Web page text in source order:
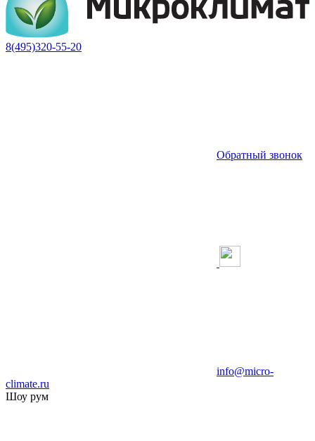
8(495)320-55-20
Обратный звонок
info@micro-
climate.ru
Шоу рум